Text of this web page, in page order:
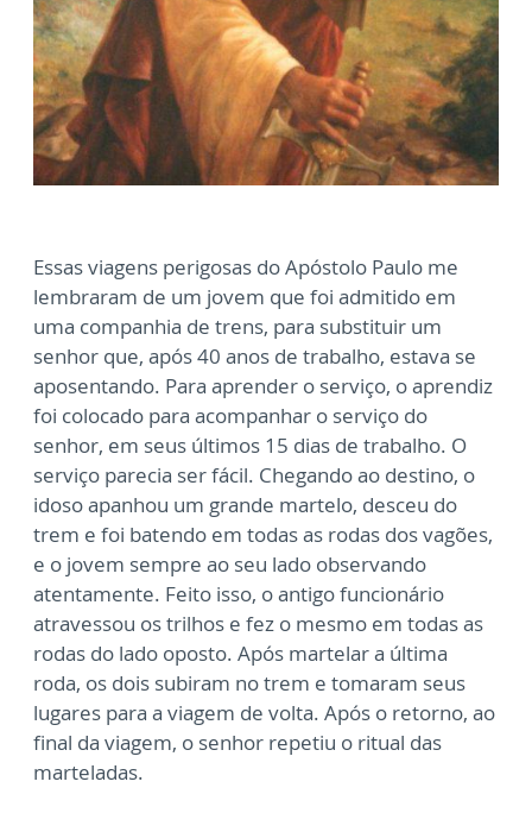
Essas viagens perigosas do Apóstolo Paulo me
lembraram de um jovem que foi admitido em
uma companhia de trens, para substituir um
senhor que, após 40 anos de trabalho, estava se
aposentando. Para aprender o serviço, o aprendiz
foi colocado para acompanhar o serviço do
senhor, em seus últimos 15 dias de trabalho. O
serviço parecia ser fácil. Chegando ao destino, o
idoso apanhou um grande martelo, desceu do
trem e foi batendo em todas as rodas dos vagões,
e o jovem sempre ao seu lado observando
atentamente. Feito isso, o antigo funcionário
atravessou os trilhos e fez o mesmo em todas as
rodas do lado oposto. Após martelar a última
roda, os dois subiram no trem e tomaram seus
lugares para a viagem de volta. Após o retorno, ao
final da viagem, o senhor repetiu o ritual das
marteladas.